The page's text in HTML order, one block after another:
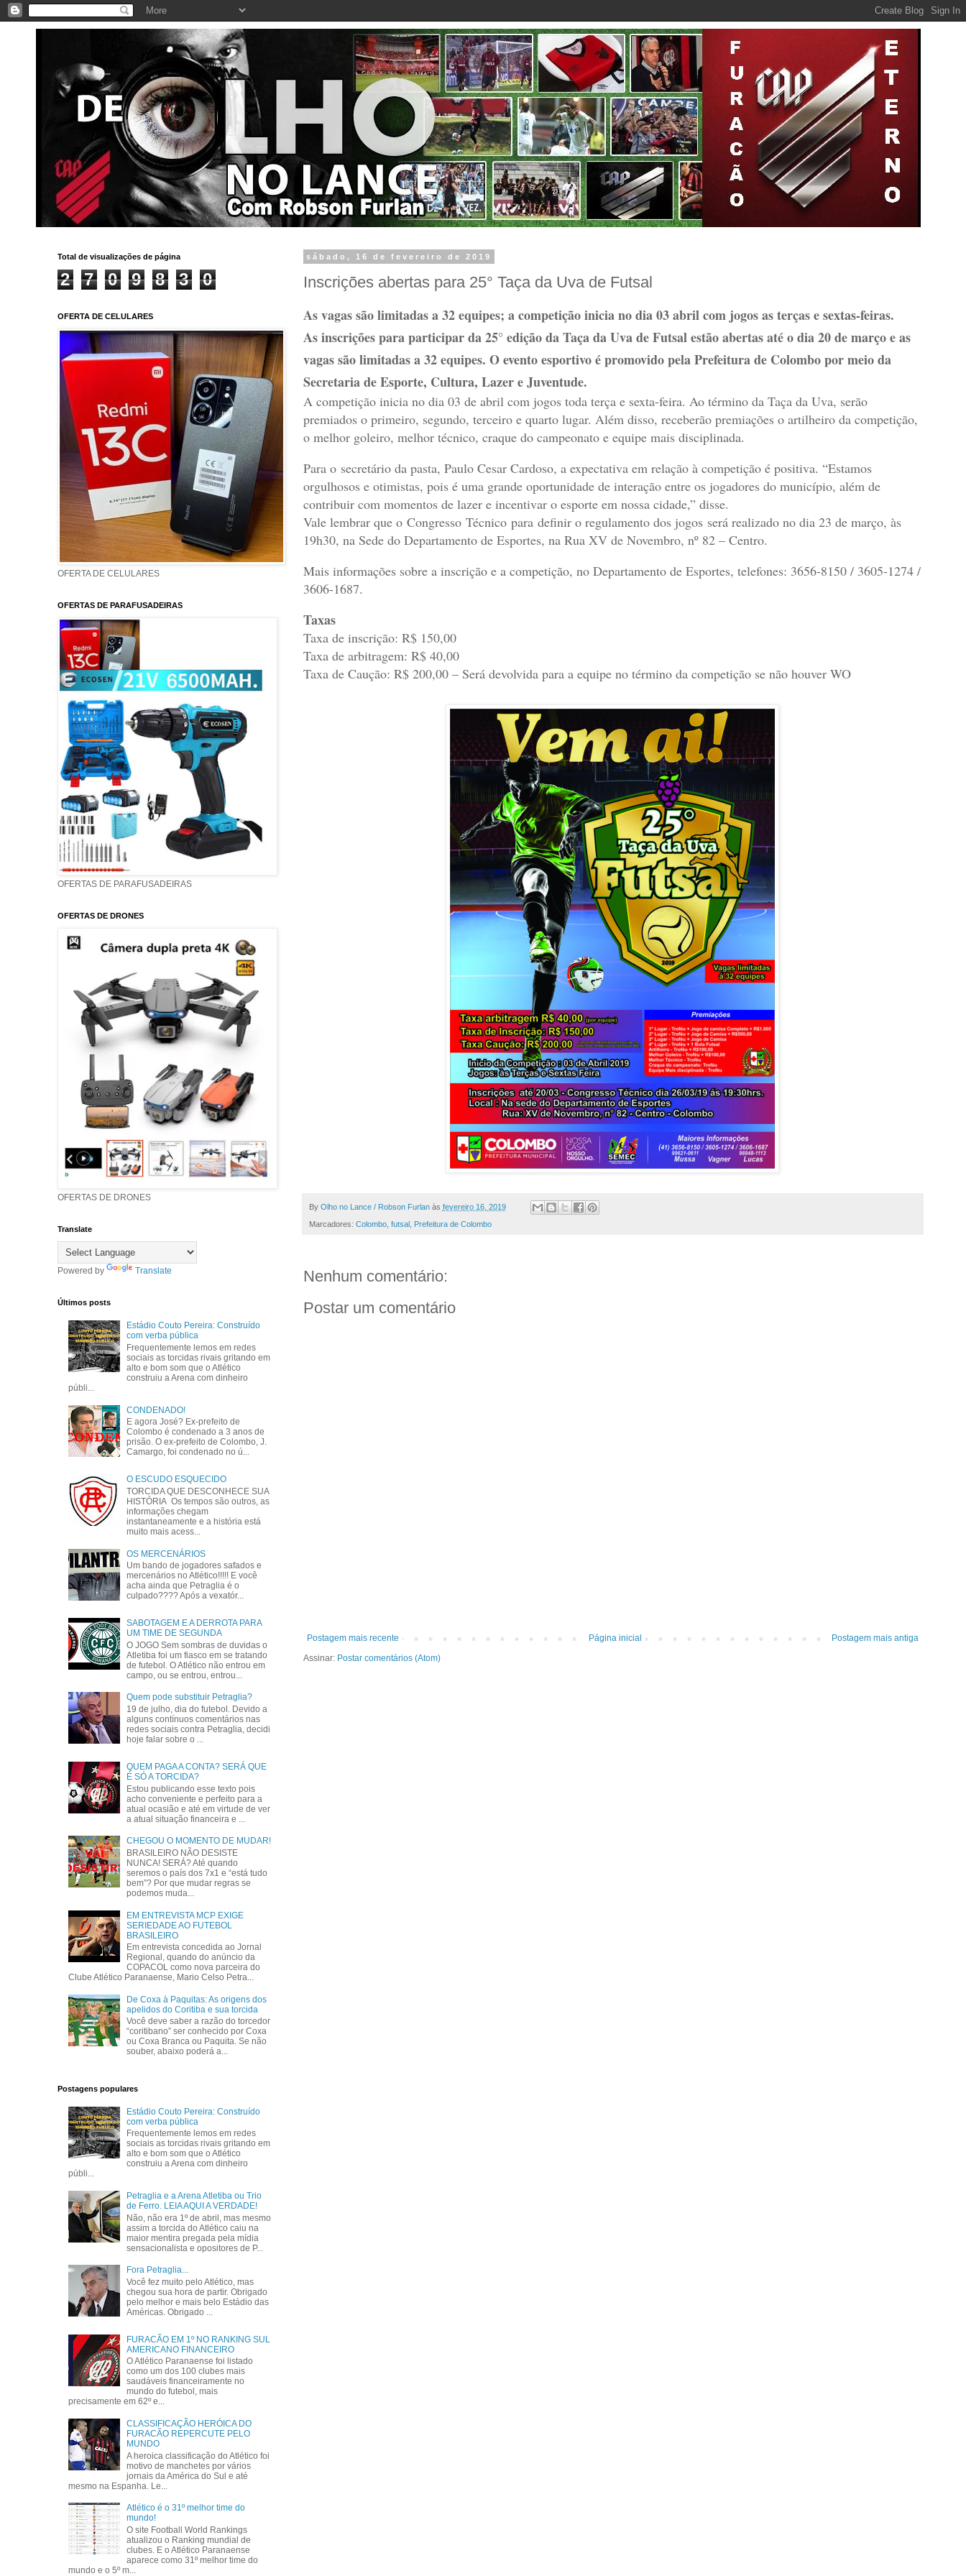
sábado, 16 de fevereiro de 2019
Inscrições abertas para 25° Taça da Uva de Futsal
As vagas são limitadas a 32 equipes; a competição inicia no dia 03 abril com jogos as terças e sextas-feiras.
As inscrições para participar da 25° edição da Taça da Uva de Futsal estão abertas até o dia 20 de março e as
vagas são limitadas a 32 equipes. O evento esportivo é promovido pela Prefeitura de Colombo por meio da
Secretaria de Esporte, Cultura, Lazer e Juventude.
A competição inicia no dia 03 de abril com jogos toda terça e sexta-feira. Ao término da Taça da Uva, serão
premiados o primeiro, segundo, terceiro e quarto lugar. Além disso, receberão premiações o artilheiro da competição,
o melhor goleiro, melhor técnico, craque do campeonato e equipe mais disciplinada.
Para o secretário da pasta, Paulo Cesar Cardoso, a expectativa em relação à competição é positiva. “Estamos
orgulhosos e otimistas, pois é uma grande oportunidade de interação entre os jogadores do município, além de
contribuir com momentos de lazer e incentivar o esporte em nossa cidade,” disse.
Vale lembrar que o Congresso Técnico para definir o regulamento dos jogos será realizado no dia 23 de março, às
19h30, na Sede do Departamento de Esportes, na Rua XV de Novembro, nº 82 – Centro.
Mais informações sobre a inscrição e a competição, no Departamento de Esportes, telefones: 3656-8150 / 3605-1274 /
3606-1687.
Taxas
Taxa de inscrição: R$ 150,00
Taxa de arbitragem: R$ 40,00
Taxa de Caução: R$ 200,00 – Será devolvida para a equipe no término da competição se não houver WO
By Olho no Lance / Robson Furlan às fevereiro 16, 2019
Marcadores: Colombo, futsal, Prefeitura de Colombo
Nenhum comentário:
Postar um comentário
Postagem mais recente Postagem mais antiga
Página inicial
Assinar: Postar comentários (Atom)
Total de visualizações de página
2 7 0 9 8 3 0
OFERTA DE CELULARES
OFERTA DE CELULARES
OFERTAS DE PARAFUSADEIRAS
OFERTAS DE PARAFUSADEIRAS
OFERTAS DE DRONES
OFERTAS DE DRONES
Translate
Powered by Translate
Últimos posts
Estádio Couto Pereira: Construído
com verba pública
Frequentemente lemos em redes
sociais as torcidas rivais gritando em
alto e bom som que o Atlético
construiu a Arena com dinheiro
públi...
CONDENADO!
E agora José? Ex-prefeito de
Colombo é condenado a 3 anos de
prisão. O ex-prefeito de Colombo, J.
Camargo, foi condenado no ú...
O ESCUDO ESQUECIDO
TORCIDA QUE DESCONHECE SUA
HISTÓRIA Os tempos são outros, as
informações chegam
instantaneamente e a história está
muito mais acess...
OS MERCENÁRIOS
Um bando de jogadores safados e
mercenários no Atlético!!!!! E você
acha ainda que Petraglia é o
culpado???? Após a vexatór...
SABOTAGEM E A DERROTA PARA
UM TIME DE SEGUNDA
O JOGO Sem sombras de duvidas o
Atletiba foi um fiasco em se tratando
de futebol. O Atlético não entrou em
campo, ou se entrou, entrou...
Quem pode substituir Petraglia?
19 de julho, dia do futebol. Devido a
alguns contínuos comentários nas
redes sociais contra Petraglia, decidi
hoje falar sobre o ...
QUEM PAGA A CONTA? SERÁ QUE
É SÓ A TORCIDA?
Estou publicando esse texto pois
acho conveniente e perfeito para a
atual ocasião e até em virtude de ver
a atual situação financeira e ...
CHEGOU O MOMENTO DE MUDAR!
BRASILEIRO NÃO DESISTE
NUNCA! SERÁ? Até quando
seremos o país dos 7x1 e “está tudo
bem”? Por que mudar regras se
podemos muda...
EM ENTREVISTA MCP EXIGE
SERIEDADE AO FUTEBOL
BRASILEIRO
Em entrevista concedida ao Jornal
Regional, quando do anúncio da
COPACOL como nova parceira do
Clube Atlético Paranaense, Mario Celso Petra...
De Coxa à Paquitas: As origens dos
apelidos do Coritiba e sua torcida
Você deve saber a razão do torcedor
“coritibano” ser conhecido por Coxa
ou Coxa Branca ou Paquita. Se não
souber, abaixo poderá a...
Postagens populares
Estádio Couto Pereira: Construído
com verba pública
Frequentemente lemos em redes
sociais as torcidas rivais gritando em
alto e bom som que o Atlético
construiu a Arena com dinheiro
públi...
Petraglia e a Arena Atletiba ou Trio
de Ferro. LEIA AQUI A VERDADE!
Não, não era 1º de abril, mas mesmo
assim a torcida do Atlético caiu na
maior mentira pregada pela mídia
sensacionalista e opositores de P...
Fora Petraglia...
Você fez muito pelo Atlético, mas
chegou sua hora de partir. Obrigado
pelo melhor e mais belo Estádio das
Américas. Obrigado ...
FURACÃO EM 1º NO RANKING SUL
AMERICANO FINANCEIRO
O Atlético Paranaense foi listado
como um dos 100 clubes mais
saudáveis financeiramente no
mundo do futebol, mais
precisamente em 62º e...
CLASSIFICAÇÃO HERÓICA DO
FURACÃO REPERCUTE PELO
MUNDO
A heroica classificação do Atlético foi
motivo de manchetes por vários
jornais da América do Sul e até
mesmo na Espanha. Le...
Atlético é o 31º melhor time do
mundo!
O site Football World Rankings
atualizou o Ranking mundial de
clubes. E o Atlético Paranaense
aparece como 31º melhor time do
mundo e o 5º m...